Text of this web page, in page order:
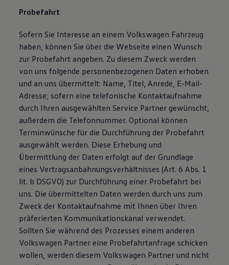
Probefahrt
Sofern Sie Interesse an einem Volkswagen Fahrzeug
haben, können Sie über die Webseite einen Wunsch
zur Probefahrt angeben. Zu diesem Zweck werden
von uns folgende personenbezogenen Daten erhoben
und an uns übermittelt: Name, Titel, Anrede, E-Mail-
Adresse; sofern eine telefonische Kontaktaufnahme
durch Ihren ausgewählten Service Partner gewünscht,
außerdem die Telefonnummer. Optional können
Terminwünsche für die Durchführung der Probefahrt
ausgewählt werden. Diese Erhebung und
Übermittlung der Daten erfolgt auf der Grundlage
eines Vertragsanbahnungsverhältnisses (Art. 6 Abs. 1
lit. b DSGVO) zur Durchführung einer Probefahrt bei
uns. Die übermittelten Daten werden durch uns zum
Zweck der Kontaktaufnahme mit Ihnen über Ihren
präferierten Kommunikationskanal verwendet.
Sollten Sie während des Prozesses einem anderen
Volkswagen Partner eine Probefahrtanfrage schicken
wollen, werden diesem Volkswagen Partner und nicht